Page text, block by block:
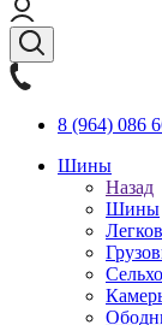
8 (964) 086
Шины
Назад
Шины